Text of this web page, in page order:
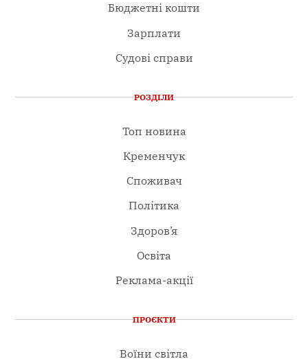
Бюджетні кошти
Зарплати
Судові справи
РОЗДІЛИ
Топ новина
Кременчук
Споживач
Політика
Здоров’я
Освіта
Реклама-акції
ПРОЄКТИ
Воїни світла